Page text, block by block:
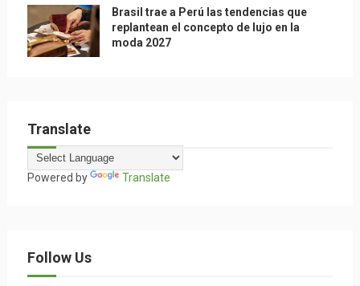
Brasil trae a Perú las tendencias que
replantean el concepto de lujo en la
moda 2027
Translate
Powered by Translate
Follow Us